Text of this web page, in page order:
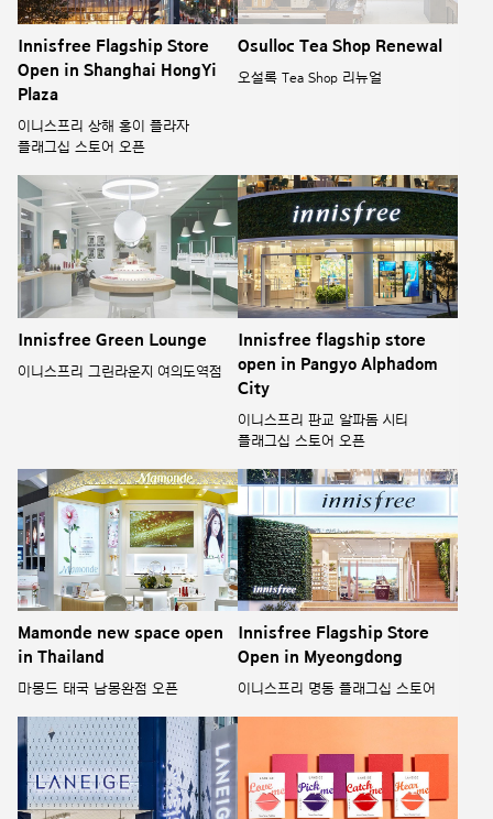
Innisfree Flagship Store
Open in Shanghai HongYi
Plaza
이니스프리 상해 홍이 플라자
플래그십 스토어 오픈
Osulloc Tea Shop Renewal
오설록 Tea Shop 리뉴얼
Innisfree Green Lounge
이니스프리 그린라운지 여의도역점
Innisfree flagship store
open in Pangyo Alphadom
City
이니스프리 판교 알파돔 시티
플래그십 스토어 오픈
Mamonde new space open
in Thailand
마몽드 태국 남몽완점 오픈
Innisfree Flagship Store
Open in Myeongdong
이니스프리 명동 플래그십 스토어